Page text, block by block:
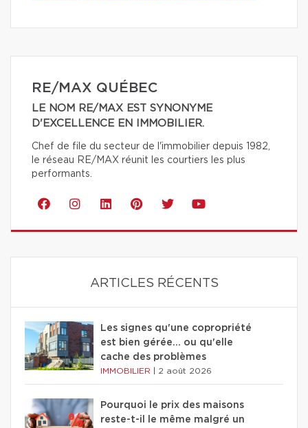
RE/MAX QUÉBEC
LE NOM RE/MAX EST SYNONYME
D'EXCELLENCE EN IMMOBILIER.
Chef de file du secteur de l'immobilier depuis 1982,
le réseau RE/MAX réunit les courtiers les plus
performants.
ARTICLES RÉCENTS
Les signes qu'une copropriété
est bien gérée… ou qu'elle
cache des problèmes
IMMOBILIER 2 août 2026
Pourquoi le prix des maisons
reste-t-il le même malgré un